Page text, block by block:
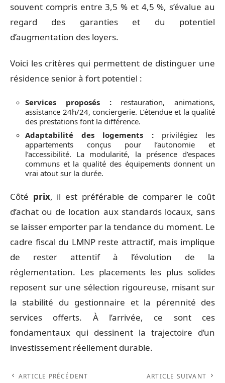
souvent compris entre 3,5 % et 4,5 %, s’évalue au
regard des garanties et du potentiel
d’augmentation des loyers.
Voici les critères qui permettent de distinguer une
résidence senior à fort potentiel :
Services proposés :restauration, animations,
assistance 24h/24, conciergerie. L’étendue et la qualité
des prestations font la différence.
Adaptabilité des logements :privilégiez les
appartements conçus pour l’autonomie et
l’accessibilité. La modularité, la présence d’espaces
communs et la qualité des équipements donnent un
vrai atout sur la durée.
Côté prix, il est préférable de comparer le coût
d’achat ou de location aux standards locaux, sans
se laisser emporter par la tendance du moment. Le
cadre fiscal du LMNP reste attractif, mais implique
de rester attentif à l’évolution de la
réglementation. Les placements les plus solides
reposent sur une sélection rigoureuse, misant sur
la stabilité du gestionnaire et la pérennité des
services offerts. À l’arrivée, ce sont ces
fondamentaux qui dessinent la trajectoire d’un
investissement réellement durable.
ARTICLE PRÉCÉDENT ARTICLE SUIVANT